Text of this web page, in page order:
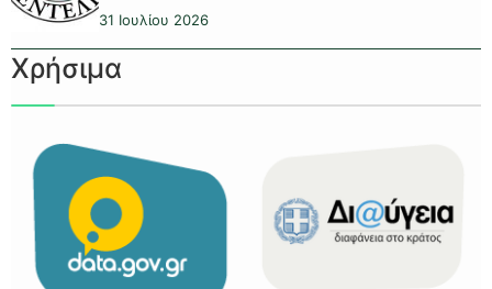
31 Ιουλίου 2026
Χρήσιμα